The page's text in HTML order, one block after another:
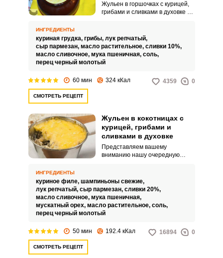
Жульен в горшочках с курицей,
грибами и сливками в духовке –
которое не составляет особого
труда. В состав жульена входит
набор продуктов, который есть в
каждом супермаркете.
ИНГРЕДИЕНТЫ
куриная грудка, грибы, лук репчатый,
сыр пармезан, масло растительное, сливки 10%,
масло сливочное, мука пшеничная, соль,
перец черный молотый
60 мин 324 кКал 4359 0
СМОТРЕТЬ РЕЦЕПТ
Жульен в кокотницах с
курицей, грибами и
сливками в духовке
Представляем вашему
вниманию нашу очередную
грибами и сливками в духовке.
Он готовится в несколько
этапов: поджариваем куриное
филе, обжариваем овощи,
готовим сливочный соус.
ИНГРЕДИЕНТЫ
куриное филе, шампиньоны свежие,
лук репчатый, сыр пармезан, сливки 20%,
масло сливочное, мука пшеничная,
мускатный орех, масло растительное, соль,
перец черный молотый
50 мин 192.4 кКал 16894 0
СМОТРЕТЬ РЕЦЕПТ